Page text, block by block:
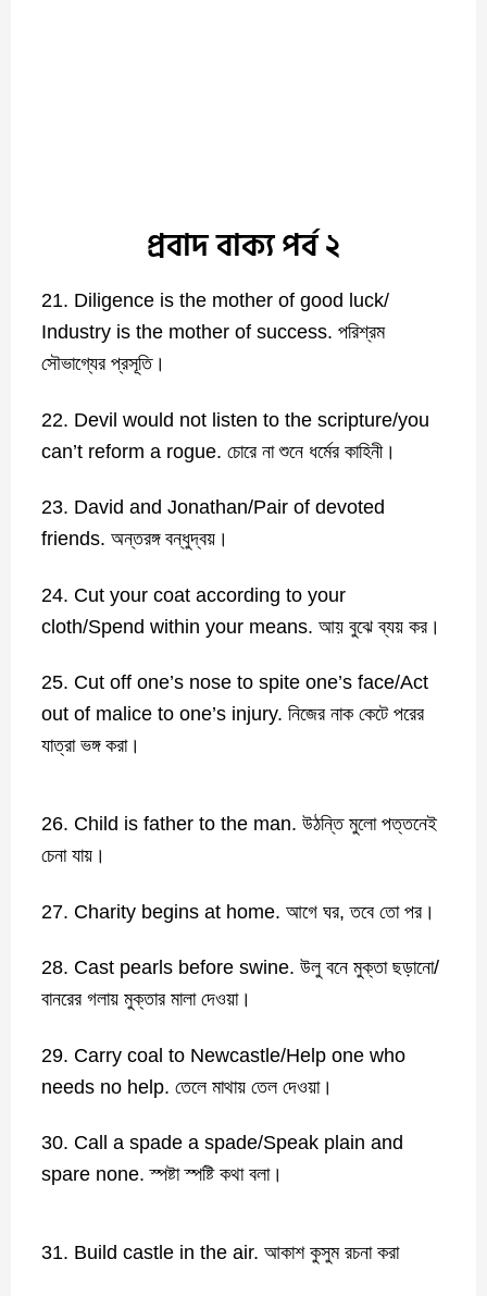
প্রবাদ বাক্য পর্ব ২
21. Diligence is the mother of good luck/
Industry is the mother of success. পরিশ্রম
সৌভাগ্যের প্রসূতি।
22. Devil would not listen to the scripture/you
can’t reform a rogue. চোরে না শুনে ধর্মের কাহিনী।
23. David and Jonathan/Pair of devoted
friends. অন্তরঙ্গ বন্ধুদ্বয়।
24. Cut your coat according to your
cloth/Spend within your means. আয় বুঝে ব্যয় কর।
25. Cut off one’s nose to spite one’s face/Act
out of malice to one’s injury. নিজের নাক কেটে পরের
যাত্রা ভঙ্গ করা।
26. Child is father to the man. উঠন্তি মুলো পত্তনেই
চেনা যায়।
27. Charity begins at home. আগে ঘর, তবে তো পর।
28. Cast pearls before swine. উলু বনে মুক্তা ছড়ানো/
বানরের গলায় মুক্তার মালা দেওয়া।
29. Carry coal to Newcastle/Help one who
needs no help. তেলে মাথায় তেল দেওয়া।
30. Call a spade a spade/Speak plain and
spare none. স্পষ্টা স্পষ্টি কথা বলা।
31. Build castle in the air. আকাশ কুসুম রচনা করা